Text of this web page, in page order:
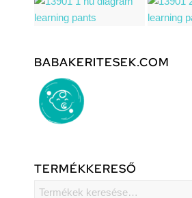
BABAKERITESEK.COM
TERMÉKKERESŐ